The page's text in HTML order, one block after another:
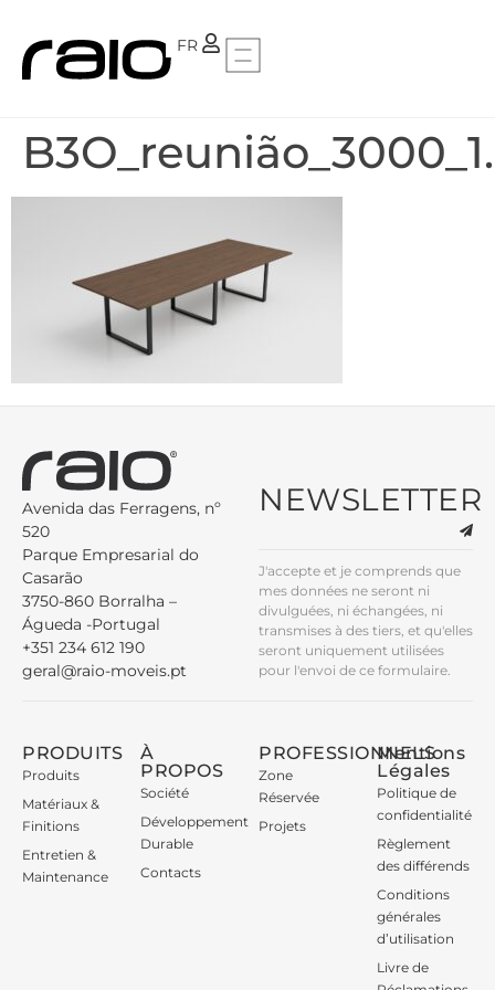
FR
PT
Avenida das Ferragens, nº
520
Parque Empresarial do
Casarão
3750-860 Borralha –
Águeda -Portugal
+351 234 612 190
geral@raio-moveis.pt
NEWSLETTER
J'accepte et je comprends que
mes données ne seront ni
divulguées, ni échangées, ni
transmises à des tiers, et qu'elles
seront uniquement utilisées
pour l'envoi de ce formulaire.
PRODUITS
Produits
Matériaux &
Finitions
Entretien &
Maintenance
À
PROPOS
Société
Développement
Durable
Contacts
PROFESSIONNELS
Zone
Réservée
Projets
Mentions
Légales
Politique de
confidentialité
Règlement
des différends
Conditions
générales
d’utilisation
Livre de